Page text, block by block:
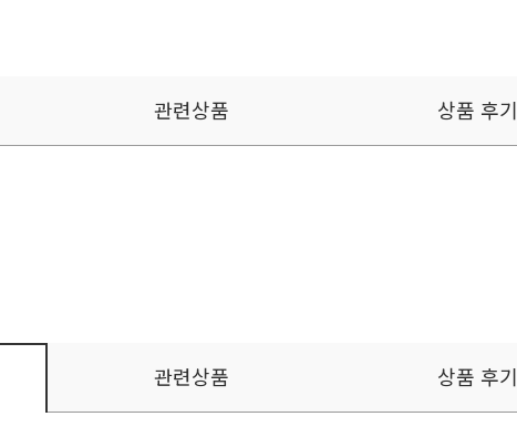
관련상품 상품 후기
관련상품 상품 후기